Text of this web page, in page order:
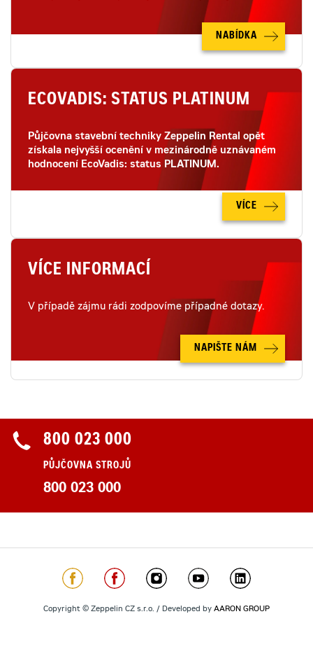
NABÍDKA
ECOVADIS: STATUS PLATINUM
Půjčovna stavební techniky Zeppelin Rental opět
získala nejvyšší ocenění v mezinárodně uznávaném
hodnocení EcoVadis: status PLATINUM.
VÍCE
VÍCE INFORMACÍ
V případě zájmu rádi zodpovíme případné dotazy.
NAPIŠTE NÁM
800 023 000
PŮJČOVNA STROJŮ
800 023 000
Copyright © Zeppelin CZ s.r.o. / Developed by AARON GROUP